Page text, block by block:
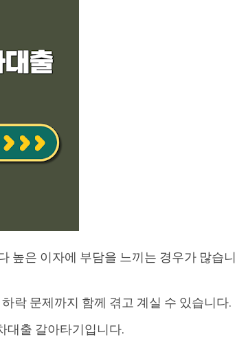
높은 이자에 부담을 느끼는 경우가 많습니
락 문제까지 함께 겪고 계실 수 있습니다.
대출 갈아타기입니다.